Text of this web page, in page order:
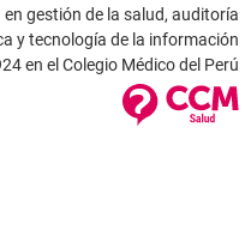
gestión de la salud, auditoría
y tecnología de la información
en el Colegio Médico del Perú